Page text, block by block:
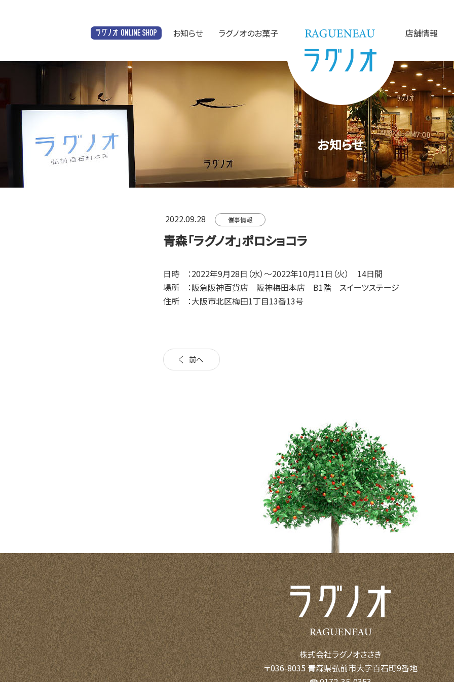
オンラインショップ
お知らせ ラグノオのお菓子 店舗情報
お知らせ
2022.09.28 催事情報
青森「ラグノオ」ポロショコラ
日時 ：2022年9月28日（水）～2022年10月11日（火） 14日間
場所 ：阪急阪神百貨店 阪神梅田本店 B1階 スイーツステージ
住所 ：大阪市北区梅田1丁目13番13号
前へ
株式会社ラグノオささき
〒036-8035 青森県弘前市大字百石町9番地